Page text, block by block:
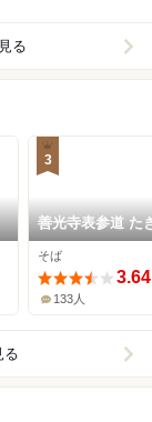
る
3
善光寺表参道 た
そば
3.64
133人
る